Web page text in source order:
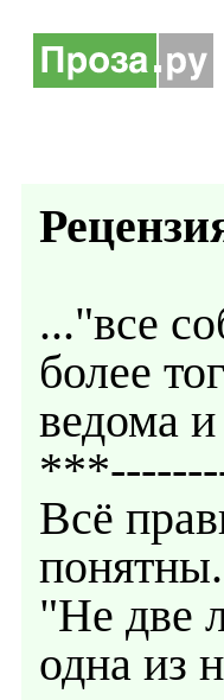
..."все
более
ведома
Всё
"Не две
одна из